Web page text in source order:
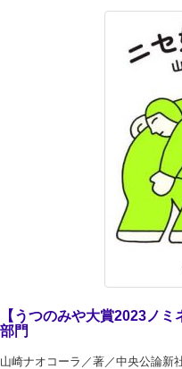
【うつのみや大賞2023ノ
部門
山崎ナオコーラ／著／中央公論新